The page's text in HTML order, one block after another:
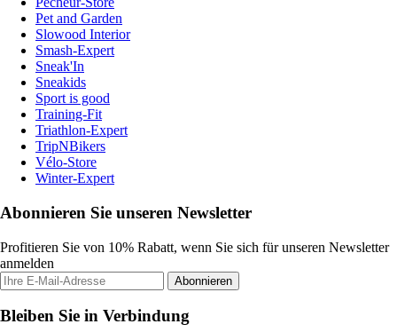
Pet and Garden
Slowood Interior
Smash-Expert
Sneak'In
Sneakids
Sport is good
Training-Fit
Triathlon-Expert
TripNBikers
Vélo-Store
Winter-Expert
Abonnieren Sie unseren Newsletter
Profitieren Sie von 10% Rabatt, wenn Sie sich für unseren Newsletter
anmelden
Abonnieren
Bleiben Sie in Verbindung